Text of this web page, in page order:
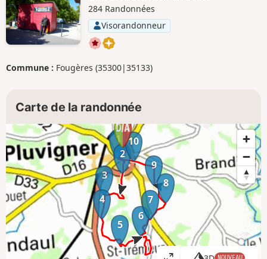
284 Randonnées
Visorandonneur
Commune : Fougères (35300|35133)
Carte de la randonnée
1
2
3
4
5
6
7
8
9
10